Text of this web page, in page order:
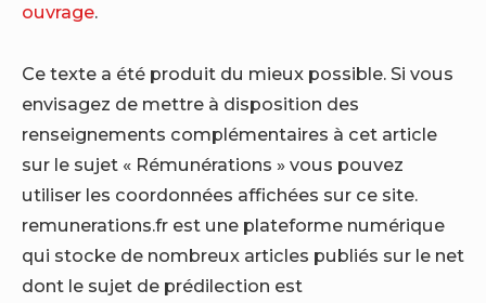
ouvrage.
Ce texte a été produit du mieux possible. Si vous
envisagez de mettre à disposition des
renseignements complémentaires à cet article
sur le sujet « Rémunérations » vous pouvez
utiliser les coordonnées affichées sur ce site.
remunerations.fr est une plateforme numérique
qui stocke de nombreux articles publiés sur le net
dont le sujet de prédilection est